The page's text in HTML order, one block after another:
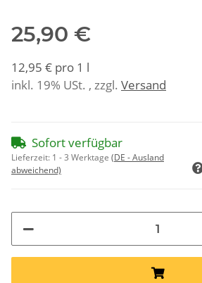
25,90 €
12,95 € pro 1 l
inkl. 19% USt. , zzgl. Versand
Sofort verfügbar
Lieferzeit: 1 - 3 Werktage (DE - Ausland
abweichend)